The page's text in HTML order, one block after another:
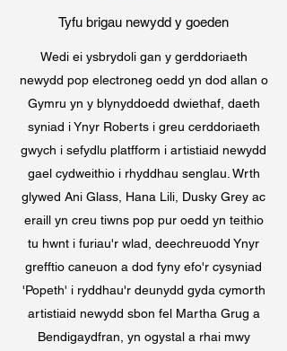
Tyfu brigau newydd y goeden
Wedi ei ysbrydoli gan y gerddoriaeth
newydd pop electroneg oedd yn dod allan o
Gymru yn y blynyddoedd dwiethaf, daeth
syniad i Ynyr Roberts i greu cerddoriaeth
gwych i sefydlu platfform i artistiaid newydd
gael cydweithio i rhyddhau senglau. Wrth
glywed Ani Glass, Hana Lili, Dusky Grey ac
eraill yn creu tiwns pop pur oedd yn teithio
tu hwnt i furiau'r wlad, deechreuodd Ynyr
grefftio caneuon a dod fyny efo'r cysyniad
'Popeth' i ryddhau'r deunydd gyda cymorth
artistiaid newydd sbon fel Martha Grug a
Bendigaydfran, yn ogystal a rhai mwy